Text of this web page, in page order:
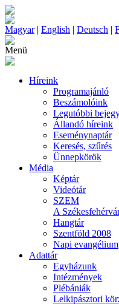
Magyar| English | Deutsch |
Menü
Híreink
Programajánló
Beszámolóink
Legutóbbi
Állandó híreink
Eseménynaptár
Keresés, szűrés
Ünnepkörök
Média
Képtár
Videótár
SZEM
A
Hangtár
Szentföld 2008
Napi evangélium
Adattár
Egyházunk
Intézmények
Plébániák
Lelkipásztori